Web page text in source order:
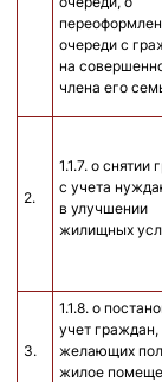
очереди с
на
члена его
2.
1.1.7. о снятии
с учета
в улучшении
жилищных
3.
1.1.8. о
учет граждан,
желающих
жилое